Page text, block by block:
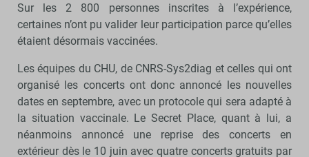
Sur les 2 800 personnes inscrites à l’expérience,
certaines n’ont pu valider leur participation parce qu’elles
étaient désormais vaccinées.
Les équipes du CHU, de CNRS-Sys2diag et celles qui ont
organisé les concerts ont donc annoncé les nouvelles
dates en septembre, avec un protocole qui sera adapté à
la situation vaccinale. Le Secret Place, quant à lui, a
néanmoins annoncé une reprise des concerts en
extérieur dès le 10 juin avec quatre concerts gratuits par